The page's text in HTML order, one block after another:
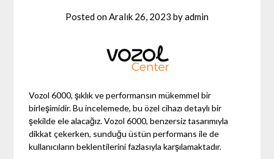
Posted on Aralık 26, 2023 byadmin
Vozol 6000, şıklık ve performansın mükemmel bir
birleşimidir. Bu incelemede, bu özel cihazı detaylı bir
şekilde ele alacağız. Vozol 6000, benzersiz tasarımıyla
dikkat çekerken, sunduğu üstün performans ile de
kullanıcıların beklentilerini fazlasıyla karşılamaktadır.